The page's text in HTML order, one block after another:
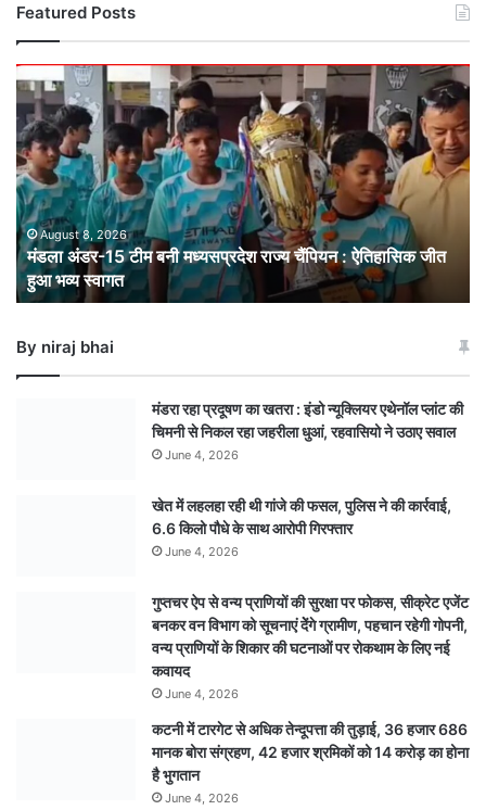
Featured Posts
अंडर-15
टीम
बनी
मध्यसप्रदेश
राज्य
चैंपियन
: ऐतिहासिक
जीत
हुआ
भव्य
August 8, 2026
मंडला अंडर-15 टीम बनी मध्यसप्रदेश राज्य चैंपियन : ऐतिहासिक जीत
हुआ भव्य स्वागत
By niraj bhai
मंडरा रहा प्रदूषण का खतरा : इंडो न्यूक्लियर एथेनॉल प्लांट की
चिमनी से निकल रहा जहरीला धुआं, रहवासियो ने उठाए सवाल
June 4, 2026
खेत में लहलहा रही थी गांजे की फसल, पुलिस ने की कार्रवाई,
6.6 किलो पौधे के साथ आरोपी गिरफ्तार
June 4, 2026
गुप्तचर ऐप से वन्य प्राणियों की सुरक्षा पर फोकस, सीक्रेट एजेंट
बनकर वन विभाग को सूचनाएं देेंगे ग्रामीण, पहचान रहेगी गोपनी,
वन्य प्राणियों के शिकार की घटनाओं पर रोकथाम के लिए नई
कवायद
June 4, 2026
कटनी में टारगेट से अधिक तेन्दूपत्ता की तुड़ाई, 36 हजार 686
मानक बोरा संग्रहण, 42 हजार श्रमिकों को 14 करोड़ का होना
है भुगतान
June 4, 2026